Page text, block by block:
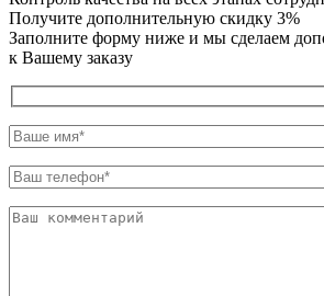
Получите дополнительную скидку 3%
Заполните форму ниже и мы сделаем
к Вашему заказу